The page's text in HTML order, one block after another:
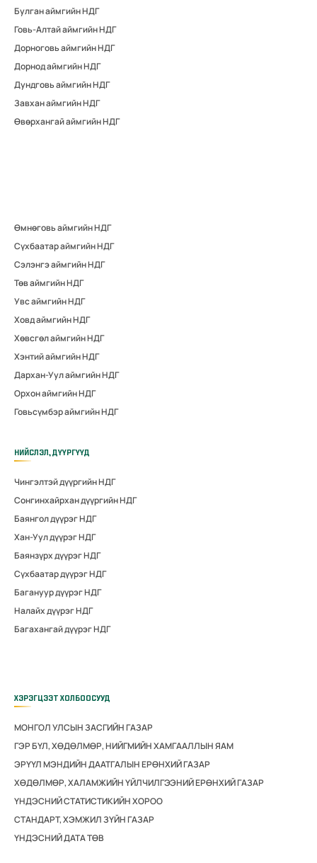
Булган аймгийн НДГ
Говь-Алтай аймгийн НДГ
Дорноговь аймгийн НДГ
Дорнод аймгийн НДГ
Дундговь аймгийн НДГ
Завхан аймгийн НДГ
Өвөрхангай аймгийн НДГ
Өмнөговь аймгийн НДГ
Сүхбаатар аймгийн НДГ
Сэлэнгэ аймгийн НДГ
Төв аймгийн НДГ
Увс аймгийн НДГ
Ховд аймгийн НДГ
Хөвсгөл аймгийн НДГ
Хэнтий аймгийн НДГ
Дархан-Уул аймгийн НДГ
Орхон аймгийн НДГ
Говьсүмбэр аймгийн НДГ
НИЙСЛЭЛ, ДҮҮРГҮҮД
Чингэлтэй дүүргийн НДГ
Сонгинхайрхан дүүргийн НДГ
Баянгол дүүрэг НДГ
Хан-Уул дүүрэг НДГ
Баянзүрх дүүрэг НДГ
Сүхбаатар дүүрэг НДГ
Багануур дүүрэг НДГ
Налайх дүүрэг НДГ
Багахангай дүүрэг НДГ
ХЭРЭГЦЭЭТ ХОЛБООСУУД
МОНГОЛ УЛСЫН ЗАСГИЙН ГАЗАР
ГЭР БҮЛ, ХӨДӨЛМӨР, НИЙГМИЙН ХАМГААЛЛЫН ЯАМ
ЭРҮҮЛ МЭНДИЙН ДААТГАЛЫН ЕРӨНХИЙ ГАЗАР
ХӨДӨЛМӨР, ХАЛАМЖИЙН ҮЙЛЧИЛГЭЭНИЙ ЕРӨНХИЙ ГАЗАР
ҮНДЭСНИЙ СТАТИСТИКИЙН ХОРОО
СТАНДАРТ, ХЭМЖИЛ ЗҮЙН ГАЗАР
ҮНДЭСНИЙ ДАТА ТӨВ